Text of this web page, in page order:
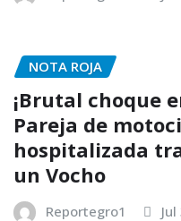
NOTA ROJA
¡Brutal choque
Pareja de
hospitalizada
un Vocho
Reportegro1